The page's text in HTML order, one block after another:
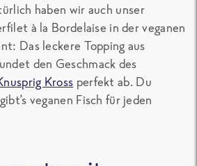
haben wir auch unser
à la Bordelaise in der veganen
Das leckere Topping aus
den Geschmack des
Kross perfekt ab. Du
veganen Fisch für jeden